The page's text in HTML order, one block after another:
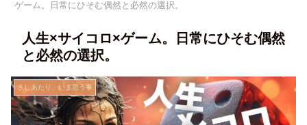
ゲーム。日常にひそむ偶然と必然の選択。
人生×サイコロ×ゲーム。日常にひそむ偶然
と必然の選択。
さしあたり、いま思う事